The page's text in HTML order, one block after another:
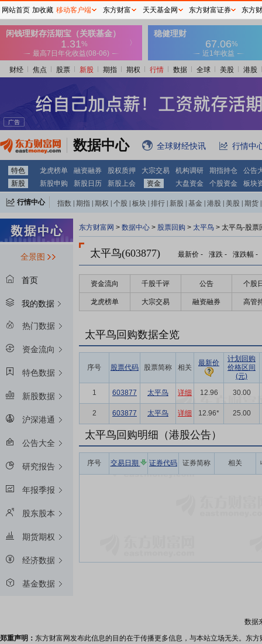
财经 焦点 股票 新股 期指 期权 行情 数据 全球 美股 港股
数据中心 全球财经快讯 行情中
特色 龙虎榜单 融资融券 股权质押 大宗交易 机构调研 期指持仓
公告
新股
新股申购 新股日历 新股上会 资金 大盘资金 个股资金 板块
行情中心 指数 期指 期权 个股 板块 排行 新股 基金 港股 美股 期货
全景图
首页
我的数据
热门数据
资金流向
特色数据
新股数据
沪深港通
公告大全
研究报告
年报季报
股东股本
期货期权
经济数据
基金数据
东方财富网 > 数据中心 > 股票回购 > 太平鸟 > 太平鸟-股票
太平鸟(603877) 最新价 - 涨跌 - 涨跌幅 -
资金流向 千股千评 公告 个股
龙虎榜单 大宗交易 融资融券 高管
太平鸟回购数据全览
序号 股票代码 股票简称 相关
最新价
计划回购
价格区间
(元)
1
603877 太平鸟 详细 12.96 30.00
2 603877 太平鸟 详细 12.96* 25.00
太平鸟回购明细（港股公告）
序号 交易日期 证券代码 证券简称 相关
数据
郑重声明： 东方财富网发布此信息的目的在于传播更多信息，与本站立场无关。东
网站首页 加收藏 移动客户端 东方财富 天天基金网 东方财富证券 东方